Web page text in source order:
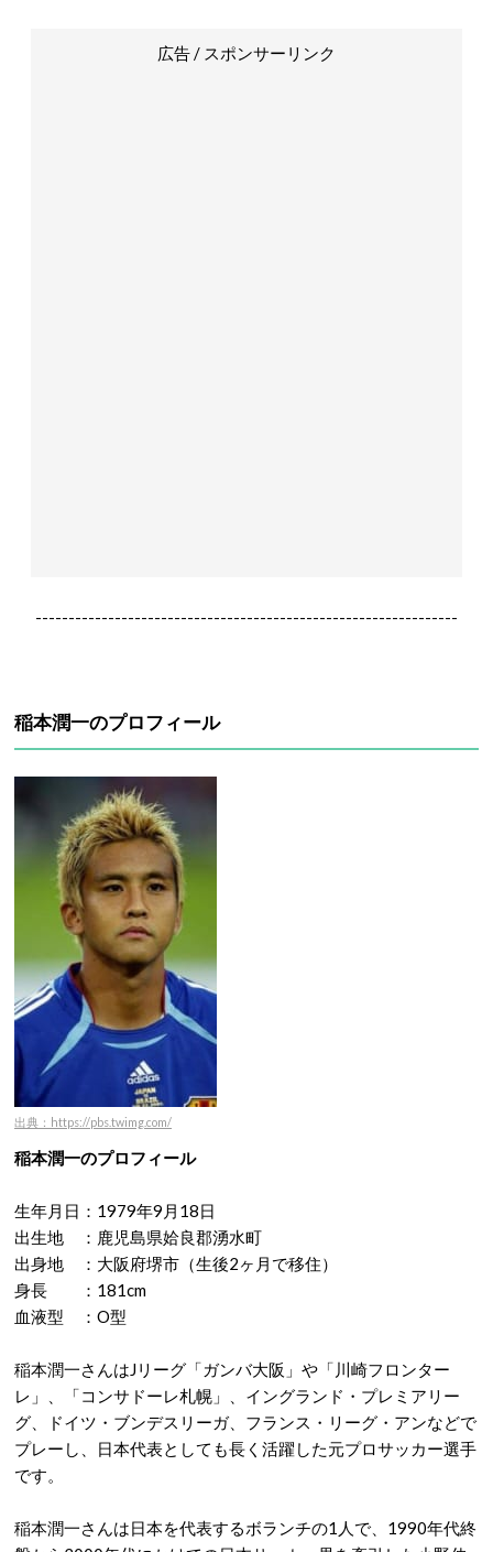
広告 / スポンサーリンク
----------------------------------------------------------------
稲本潤一のプロフィール
出典：https://pbs.twimg.com/
稲本潤一のプロフィール
生年月日：1979年9月18日
出生地 ：鹿児島県姶良郡湧水町
出身地 ：大阪府堺市（生後2ヶ月で移住）
身長 ：181cm
血液型 ：O型
稲本潤一さんはJリーグ「ガンバ大阪」や「川崎フロンター
レ」、「コンサドーレ札幌」、イングランド・プレミアリー
グ、ドイツ・ブンデスリーガ、フランス・リーグ・アンなどで
プレーし、日本代表としても長く活躍した元プロサッカー選手
です。
稲本潤一さんは日本を代表するボランチの1人で、1990年代終